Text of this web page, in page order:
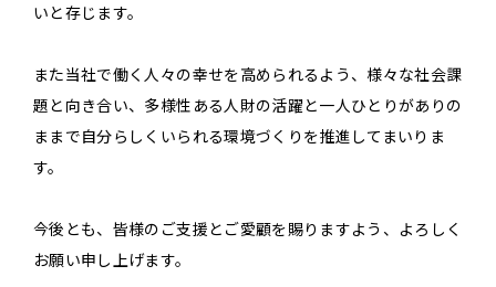
いと存じます。
また当社で働く人々の幸せを高められるよう、様々な社会課
題と向き合い、多様性ある人財の活躍と一人ひとりがありの
ままで自分らしくいられる環境づくりを推進してまいりま
す。
今後とも、皆様のご支援とご愛顧を賜りますよう、よろしく
お願い申し上げます。